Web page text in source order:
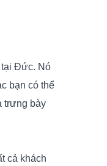
tại Đức. Nó
bạn có thể
trưng bày
cả khách